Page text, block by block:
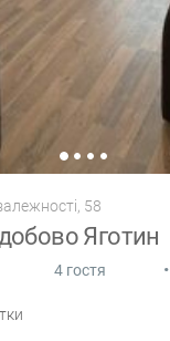
58
Яготин
4 гостя •